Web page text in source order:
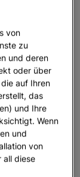
Hier
machen,
Blick. Dieser
davor,
der Insel
Strandes
vom
Hotel in
eine
ist,
von
zu
und deren
oder über
auf Ihren
das
und Ihre
Wenn
und
von
all diese